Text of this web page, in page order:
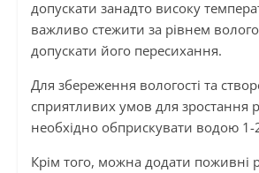
допускати занадто високу
важливо стежити за рівнем
допускати його пересихання.
Для збереження вологості та
сприятливих умов для зростання
необхідно обприскувати водою
Крім того, можна додати поживні